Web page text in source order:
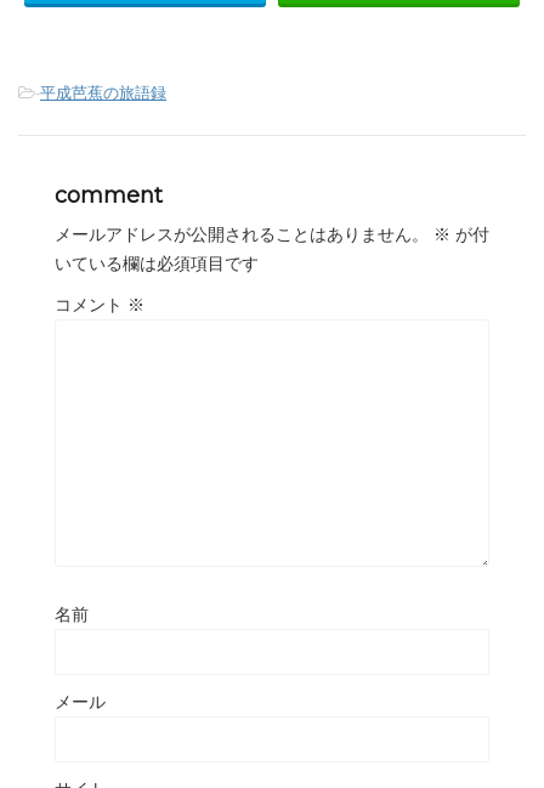
-平成芭蕉の旅語録
comment
メールアドレスが公開されることはありません。 ※ が付
いている欄は必須項目です
コメント ※
名前
メール